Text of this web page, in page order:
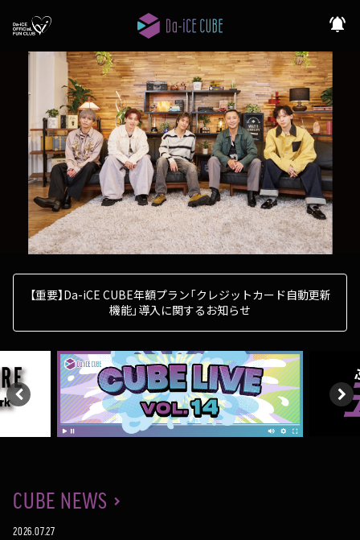
notifications_active
【重要】Da-iCE CUBE年額プラン「クレジットカード自動更新
機能」導入に関するお知らせ
CUBE NEWS
2026.07.27